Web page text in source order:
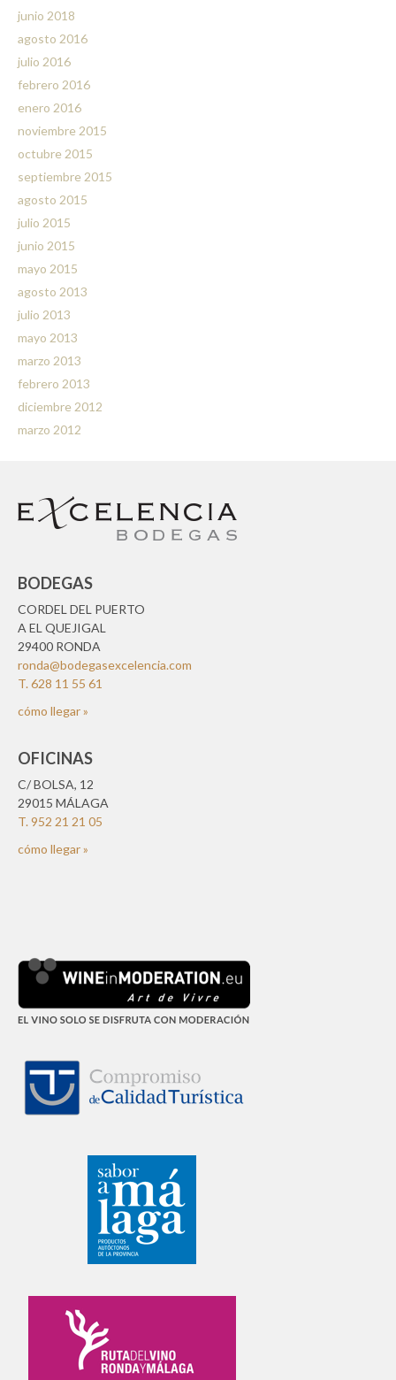
junio 2018
agosto 2016
julio 2016
febrero 2016
enero 2016
noviembre 2015
octubre 2015
septiembre 2015
agosto 2015
julio 2015
junio 2015
mayo 2015
agosto 2013
julio 2013
mayo 2013
marzo 2013
febrero 2013
diciembre 2012
marzo 2012
BODEGAS
CORDEL DEL PUERTO
A EL QUEJIGAL
29400 RONDA
ronda@bodegasexcelencia.com
T. 628 11 55 61
cómo llegar »
OFICINAS
C/ BOLSA, 12
29015 MÁLAGA
T. 952 21 21 05
cómo llegar »